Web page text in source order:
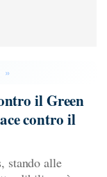
»
il Green
contro il
stando alle